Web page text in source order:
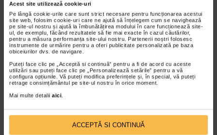
Acest site utilizează cookie-uri
Pe lângă cookie-urile care sunt strict necesare pentru funcționarea acestui
site web, folosim cookie-uri care ne ajută să înțelegem cum se navighează
pe site-ul nostru și ajută la îmbunătățirea modului în care funcționează site-
ul, de exemplu, făcând rezultatele să fie mai exacte în cazul căutărilor,
pentru a măsura performanța site-ului nostru. Partenerii noștri folosesc
instrumente de urmărire pentru a oferi publicitate personalizată pe baza
obiceiurilor dvs. de navigare.
Puteți face clic pe „Acceptă si continuă” pentru a fi de acord cu aceste
utilizări sau puteți face clic pe „Personalizează setările” pentru a vă
configura opțiunile. Vă puteți modifica preferințele și, în special, vă puteți
retrage consimțământul pe site-ul nostru în orice moment.
Mai multe detalii aici
ACCEPTĂ SI CONTINUĂ
apropierii anatomice a uretrei de anus.
Gastroenteritele
alimentele sau apa contaminata.
Infectiile respiratorii
intubare incorect manipulate sau ca urmare a igienei